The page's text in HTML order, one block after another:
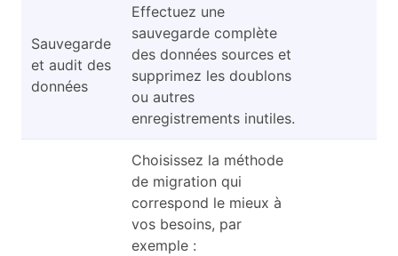
Sauvegarde
et audit des
données
Effectuez une
sauvegarde complète
des données sources et
supprimez les doublons
ou autres
enregistrements inutiles.
Choisissez la méthode
de migration qui
correspond le mieux à
vos besoins, par
exemple :